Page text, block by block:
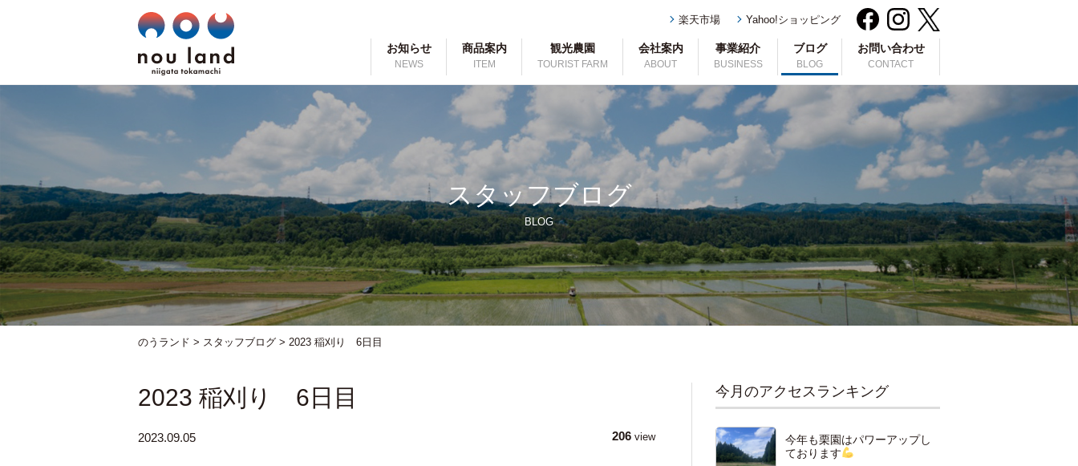
楽天市場 Yahoo!ショッピング
お知らせ
NEWS
商品案内
ITEM
観光農園
TOURIST FARM
会社案内
ABOUT
事業紹介
BUSINESS
ブログ
BLOG
お問い合わせ
CONTACT
スタッフブログ
BLOG
のうランド > スタッフブログ > 2023 稲刈り 6日目
2023 稲刈り 6日目
2023.09.05 206 view
今月のアクセスランキング
今年も栗園はパワーアップし
ております